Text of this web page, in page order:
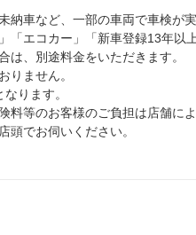
納車など、一部の車両で車検が
「エコカー」「新車登録13年以
は、別途料金をいただきます。
りません。
ります。
料等のお客様のご負担は店舗に
頭でお伺いください。